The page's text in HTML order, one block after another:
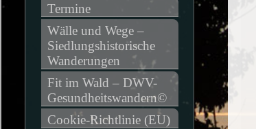
Termine
Wälle und Wege –
Siedlungshistorische
Wanderungen
Fit im Wald – DWV-
Gesundheitswandern©
Cookie-Richtlinie (EU)